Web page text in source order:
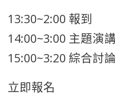
13:30~2:00 報到
14:00~3:00 主題演講
15:00~3:20 綜合討論
立即報名